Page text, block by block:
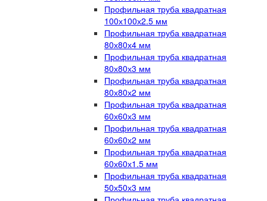
Профильная труба квадратная
100х100х2.5 мм
Профильная труба квадратная
80х80х4 мм
Профильная труба квадратная
80х80х3 мм
Профильная труба квадратная
80х80х2 мм
Профильная труба квадратная
60х60х3 мм
Профильная труба квадратная
60х60х2 мм
Профильная труба квадратная
60х60х1.5 мм
Профильная труба квадратная
50х50х3 мм